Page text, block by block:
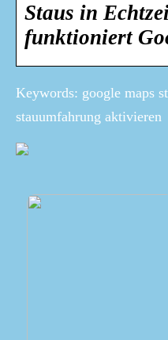
Staus in
funktioniert
Keywords: google maps
stauumfahrung aktivieren